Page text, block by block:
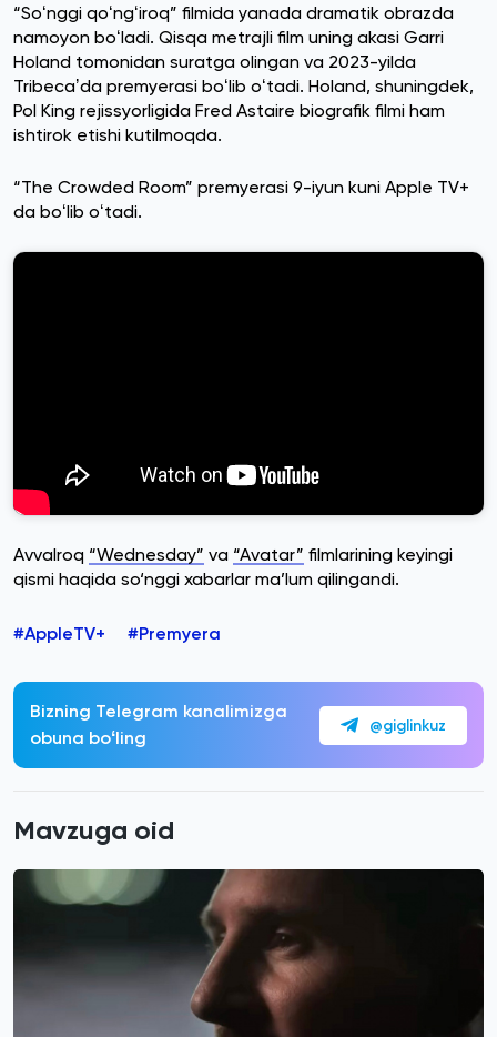
“Soʻnggi qoʻngʻiroq” filmida yanada dramatik obrazda
namoyon boʻladi. Qisqa metrajli film uning akasi Garri
Holand tomonidan suratga olingan va 2023-yilda
Tribecaʼda premyerasi boʻlib oʻtadi. Holand, shuningdek,
Pol King rejissyorligida Fred Astaire biografik filmi ham
ishtirok etishi kutilmoqda.
“The Crowded Room” premyerasi 9-iyun kuni Apple TV+
da boʻlib oʻtadi.
Avvalroq “Wednesday” va “Avatar” filmlarining keyingi
qismi haqida so‘nggi xabarlar ma’lum qilingandi.
#AppleTV+ #Premyera
Bizning Telegram kanalimizga
obuna boʻling
@giglinkuz
Mavzuga oid